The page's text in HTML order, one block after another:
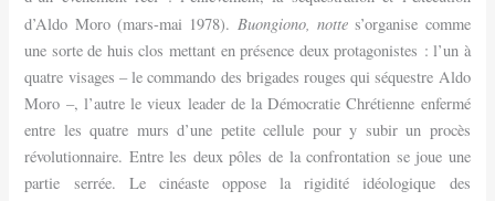
d’Aldo Moro (mars-mai 1978). Buongiono, nottes’organise comme
une sorte de huis clos mettant en présence deux protagonistes : l’un à
quatre visages – le commando des brigades rouges qui séquestre Aldo
Moro –, l’autre le vieux leader de la Démocratie Chrétienne enfermé
entre les quatre murs d’une petite cellule pour y subir un procès
révolutionnaire. Entre les deux pôles de la confrontation se joue une
partie serrée. Le cinéaste oppose la rigidité idéologique des